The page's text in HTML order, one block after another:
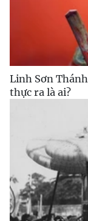
Linh Sơn
thực ra là ai?